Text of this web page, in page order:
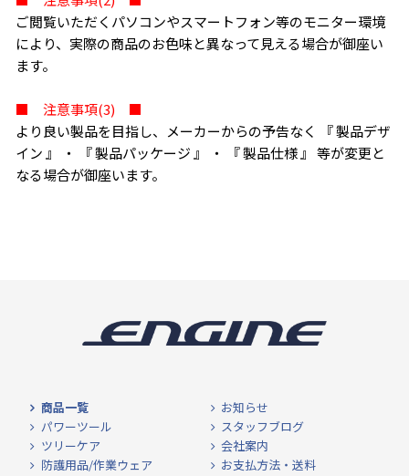
ご閲覧いただくパソコンやスマートフォン等のモニター環境
により、実際の商品のお色味と異なって見える場合が御座い
ます。
■ 注意事項(3) ■
より良い製品を目指し、メーカーからの予告なく 『 製品デザ
イン 』 ・ 『 製品パッケージ 』 ・ 『 製品仕様 』 等が変更と
なる場合が御座います。
商品一覧
パワーツール
ツリーケア
防護用品/作業ウェア
お知らせ
スタッフブログ
会社案内
お支払方法・送料